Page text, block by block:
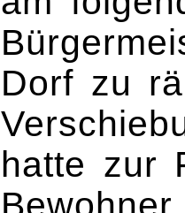
Dorf zu
hatte zur